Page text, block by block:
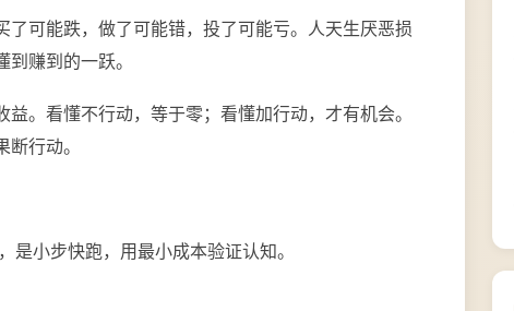
可能跌，做了可能错，投了可能亏。人天生厌恶损
赚到的一跃。
。看懂不行动，等于零；看懂加行动，才有机会。
行动。
小步快跑，用最小成本验证认知。